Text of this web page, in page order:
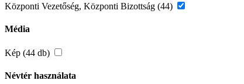
Központi Vezetőség, Központi Bizottság (44)
Média
Kép (44 db)
Névtér használata